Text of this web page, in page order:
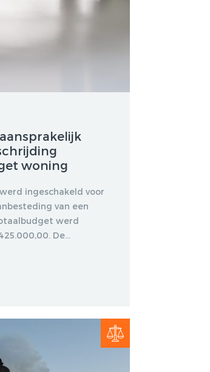
woning
ingeschakeld voor
van een
werd
De...